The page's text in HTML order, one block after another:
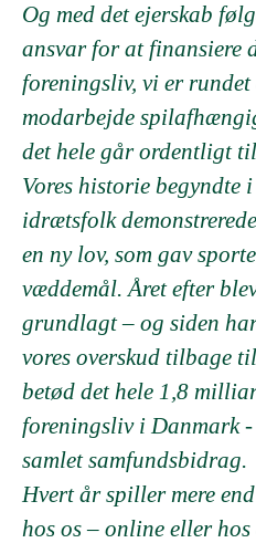
Og med det ejerskab
ansvar for at finansiere
foreningsliv, vi er
modarbejde
det hele går ordentligt
Vores historie begyndte
idrætsfolk
en ny lov, som gav
væddemål. Året efter
grundlagt – og siden
vores overskud tilbage
betød det hele 1,8
foreningsliv i Danmark
samlet samfundsbidrag.
Hvert år spiller mere
hos os – online eller